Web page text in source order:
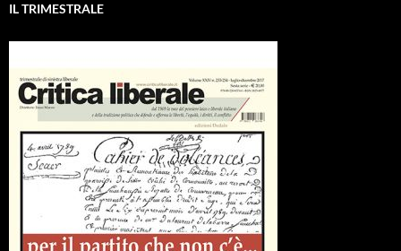
IL TRIMESTRALE